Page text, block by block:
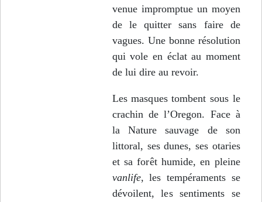
venue impromptue un moyen
de le quitter sans faire de
vagues. Une bonne résolution
qui vole en éclat au moment
de lui dire au revoir.
Les masques tombent sous le
crachin de l’Oregon. Face à
la Nature sauvage de son
littoral, ses dunes, ses otaries
et sa forêt humide, en pleine
vanlife, les tempéraments se
dévoilent, les sentiments se